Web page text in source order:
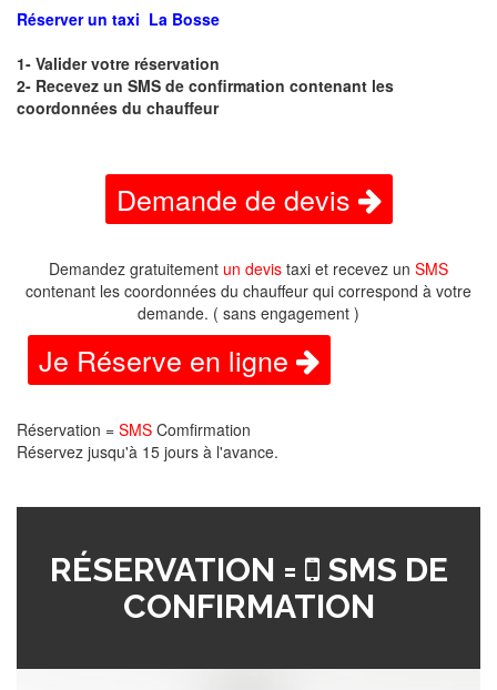
Réserver un taxi La Bosse
1- Valider votre réservation
2- Recevez un SMS de confirmation contenant les
coordonnées du chauffeur
Demande de devis
Demandez gratuitement un devis taxi et recevez un SMS
contenant les coordonnées du chauffeur qui correspond à votre
demande. ( sans engagement )
Je Réserve en ligne
Réservation = SMS Comfirmation
Réservez jusqu'à 15 jours à l'avance.
RÉSERVATION =
SMS DE
CONFIRMATION